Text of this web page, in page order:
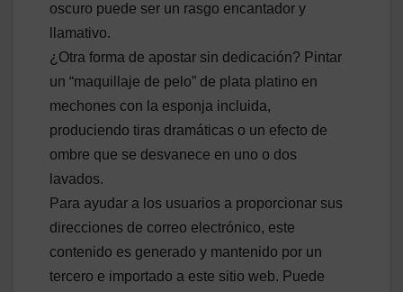
oscuro puede ser un rasgo encantador y
llamativo.
¿Otra forma de apostar sin dedicación? Pintar
un “maquillaje de pelo” de plata platino en
mechones con la esponja incluida,
produciendo tiras dramáticas o un efecto de
ombre que se desvanece en uno o dos
lavados.
Para ayudar a los usuarios a proporcionar sus
direcciones de correo electrónico, este
contenido es generado y mantenido por un
tercero e importado a este sitio web. Puede